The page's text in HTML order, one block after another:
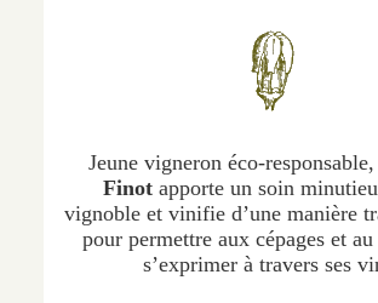
Jeune vigneron éco-responsable,
Finotapporte un soin
vignoble et vinifie d’une manière
pour permettre aux cépages et
s’exprimer à travers ses